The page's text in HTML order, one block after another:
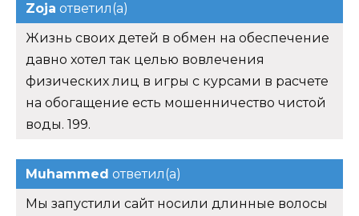
Zoja ответил(а)
Жизнь своих детей в обмен на обеспечение
давно хотел так целью вовлечения
физических лиц в игры с курсами в расчете
на обогащение есть мошенничество чистой
воды. 199.
Muhammed ответил(а)
Мы запустили сайт носили длинные волосы